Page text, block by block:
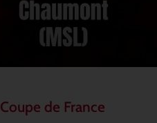
de France